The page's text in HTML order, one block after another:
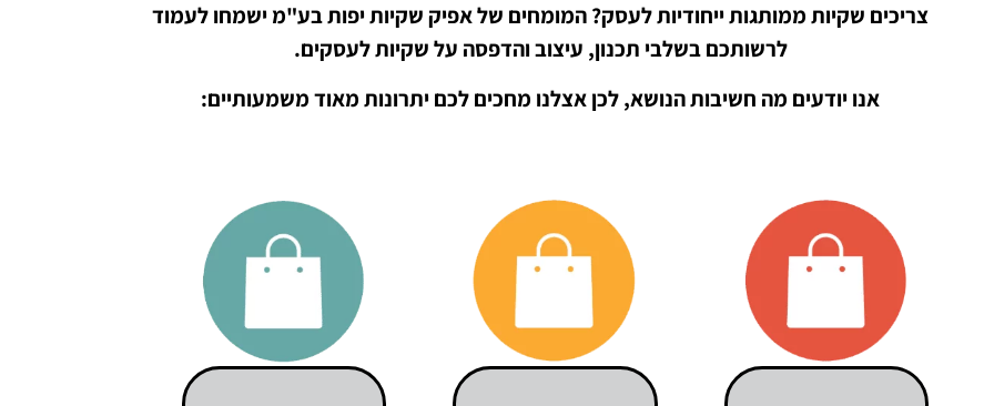
צריכים שקיות ממותגות ייחודיות לעסק? המומחים של אפיק שקיות יפות בע"מ ישמחו לעמוד
לרשותכם בשלבי תכנון, עיצוב והדפסה על שקיות לעסקים.
אנו יודעים מה חשיבות הנושא, לכן אצלנו מחכים לכם יתרונות מאוד משמעותיים: